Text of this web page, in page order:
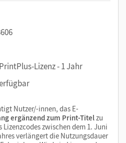
Lizenz - 1 Jahr
Nutzer/-innen, das E-
ergänzend zum Print-Titelzu
zwischen dem 1. Juni
verlängert die Nutzungsdauer